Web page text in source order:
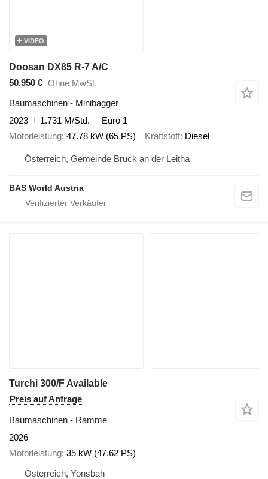
VIDEO
Doosan DX85 R-7 A/C
50.950 € Ohne MwSt.
Baumaschinen - Minibagger
2023
1.731 M/Std.
Euro 1
Motorleistung 47.78 kW (65 PS) Kraftstoff Diesel
Österreich, Gemeinde Bruck an der Leitha
BAS World Austria
Turchi 300/F Available
Preis auf Anfrage
Baumaschinen - Ramme
2026
Motorleistung 35 kW (47.62 PS)
Österreich, Yonsbah